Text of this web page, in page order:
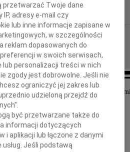
smutkiem przyjęłyśmy wiadomość o
Ojca
przetwarzać Twoje dane
IP, adresy e-mail czy
lub inne informacje zapisane w
w szczególności
reklam dopasowanych do
w swoich serwisach,
lub personalizacji treści w nich
zgody jest dobrowolne. Jeśli nie
ograniczyć jej zakres lub
udzieloną przejdź do
być przetwarzane także do
informacji dotyczących
i aplikacji lub łączone z danymi
Jeśli podstawą